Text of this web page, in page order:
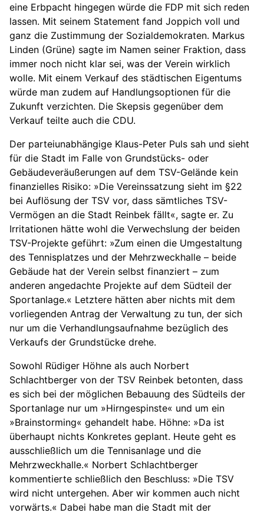
eine Erbpacht hingegen würde die FDP mit sich reden
lassen. Mit seinem Statement fand Joppich voll und
ganz die Zustimmung der Sozialdemokraten. Markus
Linden (Grüne) sagte im Namen seiner Fraktion, dass
immer noch nicht klar sei, was der Verein wirklich
wolle. Mit einem Verkauf des städtischen Eigentums
würde man zudem auf Handlungsoptionen für die
Zukunft verzichten. Die Skepsis gegenüber dem
Verkauf teilte auch die CDU.
Der parteiunabhängige Klaus-Peter Puls sah und sieht
für die Stadt im Falle von Grundstücks- oder
Gebäudeveräußerungen auf dem TSV-Gelände kein
finanzielles Risiko: »Die Vereinssatzung sieht im §22
bei Auflösung der TSV vor, dass sämtliches TSV-
Vermögen an die Stadt Reinbek fällt«, sagte er. Zu
Irritationen hätte wohl die Verwechslung der beiden
TSV-Projekte geführt: »Zum einen die Umgestaltung
des Tennisplatzes und der Mehrzweckhalle – beide
Gebäude hat der Verein selbst finanziert – zum
anderen angedachte Projekte auf dem Südteil der
Sportanlage.« Letztere hätten aber nichts mit dem
vorliegenden Antrag der Verwaltung zu tun, der sich
nur um die Verhandlungsaufnahme bezüglich des
Verkaufs der Grundstücke drehe.
Sowohl Rüdiger Höhne als auch Norbert
Schlachtberger von der TSV Reinbek betonten, dass
es sich bei der möglichen Bebauung des Südteils der
Sportanlage nur um »Hirngespinste« und um ein
»Brainstorming« gehandelt habe. Höhne: »Da ist
überhaupt nichts Konkretes geplant. Heute geht es
ausschließlich um die Tennisanlage und die
Mehrzweckhalle.« Norbert Schlachtberger
kommentierte schließlich den Beschluss: »Die TSV
wird nicht untergehen. Aber wir kommen auch nicht
vorwärts.« Dabei habe man die Stadt mit der